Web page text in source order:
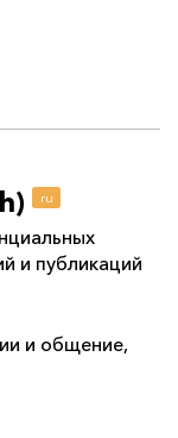
ru
и публикаций
и общение,